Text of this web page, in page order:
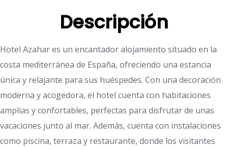
Descripción
Hotel Azahar es un encantador alojamiento situado en la
costa mediterránea de España, ofreciendo una estancia
única y relajante para sus huéspedes. Con una decoración
moderna y acogedora, el hotel cuenta con habitaciones
amplias y confortables, perfectas para disfrutar de unas
vacaciones junto al mar. Además, cuenta con instalaciones
como piscina, terraza y restaurante, donde los visitantes